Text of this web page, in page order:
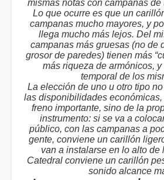
mismas notas con campanas de
Lo que ocurre es que un
campanas mucho mayores, y
llega mucho más lejos. Del
campanas más gruesas (no de
grosor de paredes) tienen más
más riqueza de armónicos,
temporal de los
La elección de uno u otro tipo
las disponibilidades
freno importante, sino de la
instrumento: si se va a
público, con las campanas a
gente, conviene un carillón
van a instalarse en lo alto de
Catedral conviene un carillón
sonido alcance